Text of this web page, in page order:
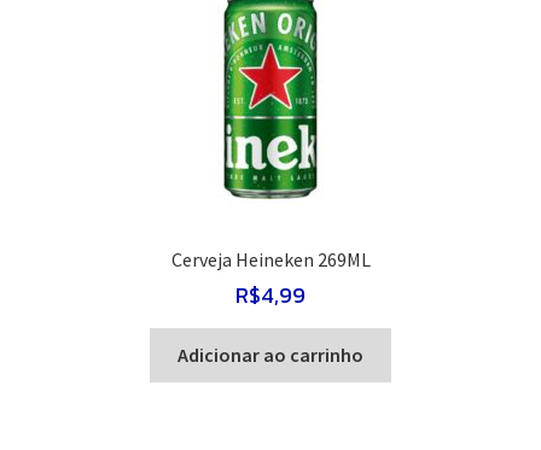
Cerveja Heineken 269ML
R$4,99
Adicionar ao carrinho